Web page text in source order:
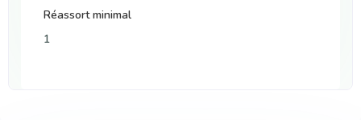
Réassort minimal
1